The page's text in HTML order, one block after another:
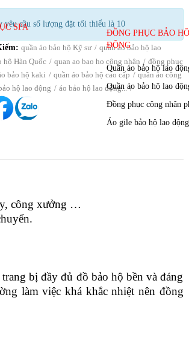
yêu cầu số lượng đặt tối thiểu là 10
quần áo bảo hộ Kỹ sư
quần áo bảo hộ lao
hộ Hàn Quốc quan ao bao ho công nhân
đồng phục
bảo hộ kaki quần áo bảo hộ cao cấp
quần áo công
hộ lao động áo bảo hộ lao động...
công xưởng …
bị đầy đủ đồ bảo hộ bền và đáng
làm việc khá khắc nhiệt nên đồng